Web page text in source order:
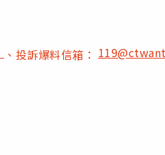
、投訴爆料信箱：